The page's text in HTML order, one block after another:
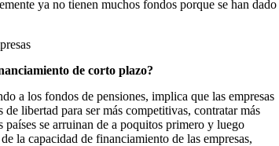
ya no tienen muchos fondos porque se han dado
de corto plazo?
a los fondos de pensiones, implica que las empresas
libertad para ser más competitivas, contratar más
se arruinan de a poquitos primero y luego
la capacidad de financiamiento de las empresas,